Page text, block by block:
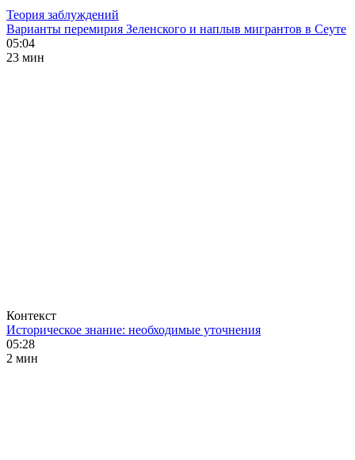
Теория заблуждений
Варианты перемирия Зеленского и наплыв мигрантов в Сеуте
05:04
23 мин
Контекст
Историческое знание: необходимые уточнения
05:28
2 мин